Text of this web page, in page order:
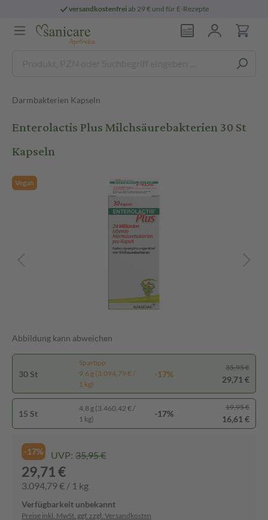
ab 29 € und für E-Rezepte
Darmbakterien Kapseln
Enterolactis Plus Milchsäurebakterien 30 St
Kapseln
Vegan
Abbildung kann abweichen
30 St
Spartipp
9,6 g (3.094,79 € /
1 kg)
-17%
35,95 €
29,71 €
15 St
4,8 g (3.460,42 € /
1 kg)
-17%
19,95 €
16,61 €
-17% UVP: 35,95 €
29,71 €
3.094,79 € / 1 kg
Verfügbarkeit unbekannt
Preise inkl. MwSt. ggf. zzgl. Versandkosten